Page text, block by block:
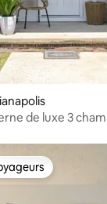
de luxe 3
les plus